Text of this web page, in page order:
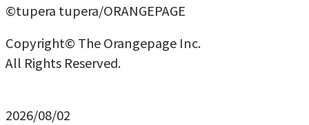
©tupera tupera/ORANGEPAGE
Copyright© The Orangepage Inc.
All Rights Reserved.
2026/08/02